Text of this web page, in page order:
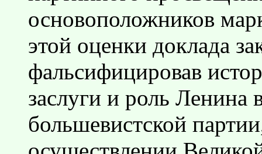
основоположников
этой оценки доклада
фальсифицировав
заслуги и роль Ленина
большевистской